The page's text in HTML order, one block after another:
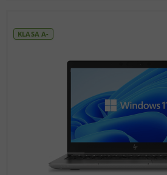
do koszyka
KLASA A-